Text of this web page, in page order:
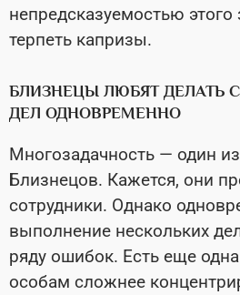
непредсказуемостью этого
терпеть капризы.
БЛИЗНЕЦЫ ЛЮБЯТ ДЕЛАТЬ
ДЕЛ ОДНОВРЕМЕННО
Многозадачность — один
Близнецов. Кажется, они
сотрудники. Однако
выполнение нескольких
ряду ошибок. Есть еще
особам сложнее